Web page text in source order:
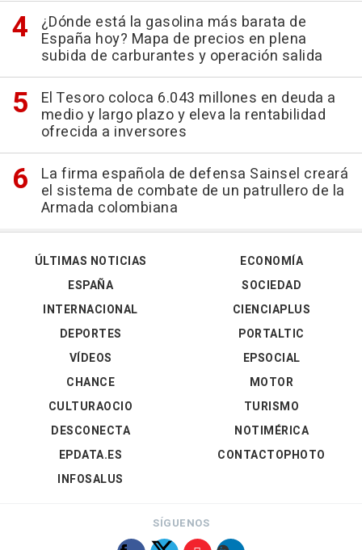
¿Dónde está la gasolina más barata de
España hoy? Mapa de precios en plena
subida de carburantes y operación salida
El Tesoro coloca 6.043 millones en deuda a
medio y largo plazo y eleva la rentabilidad
ofrecida a inversores
La firma española de defensa Sainsel creará
el sistema de combate de un patrullero de la
Armada colombiana
ÚLTIMAS NOTICIAS
ESPAÑA
INTERNACIONAL
DEPORTES
VÍDEOS
ECONOMÍA
SOCIEDAD
CIENCIAPLUS
PORTALTIC
EPSOCIAL
CHANCE
CULTURAOCIO
DESCONECTA
EPDATA.ES
INFOSALUS
MOTOR
TURISMO
NOTIMÉRICA
CONTACTOPHOTO
SÍGUENOS